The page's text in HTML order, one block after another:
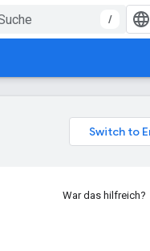
/
War das hilfreich?